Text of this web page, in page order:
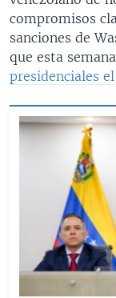
compromisos
sanciones de
que esta
presidenciales